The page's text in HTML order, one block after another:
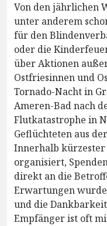
Von den jährlichen
unter anderem
für den
oder die
über Aktionen
Ostfriesinnen und
Tornado-Nacht in
Ameren-Bad nach
Flutkatastrophe in
Geflüchteten aus
Innerhalb
organisiert,
direkt an die
Erwartungen
und die
Empfänger ist oft